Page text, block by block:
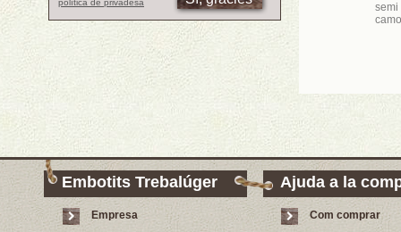
política de privadesa
semi
Embotits Trebalúger
Empresa
Ajuda a la
Com comprar